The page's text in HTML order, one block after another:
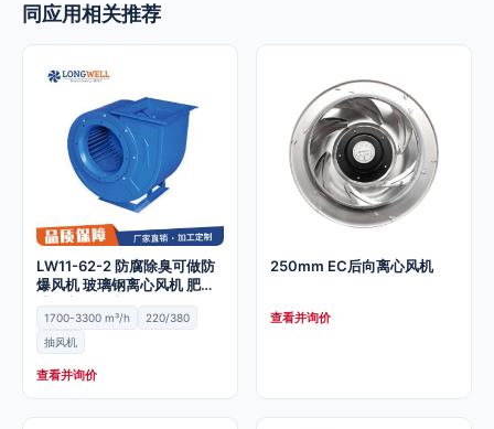
同应用相关推荐
LW11-62-2 防腐除臭可做防
爆风机 玻璃钢离心风机 肥料
烘干电热风炉
1700-3300 m³/h
220/380
抽风机
查看并询价
250mm EC后向离心风机
查看并询价